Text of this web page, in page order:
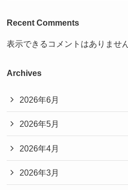
Recent Comments
表示できるコメントはありません
Archives
2026年6月
2026年5月
2026年4月
2026年3月